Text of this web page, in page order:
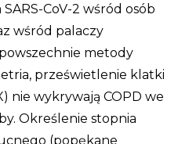
CoV-2 wśród osób
wśród palaczy
metody
prześwietlenie klatki
nie wykrywają COPD we
Określenie stopnia
(popękane